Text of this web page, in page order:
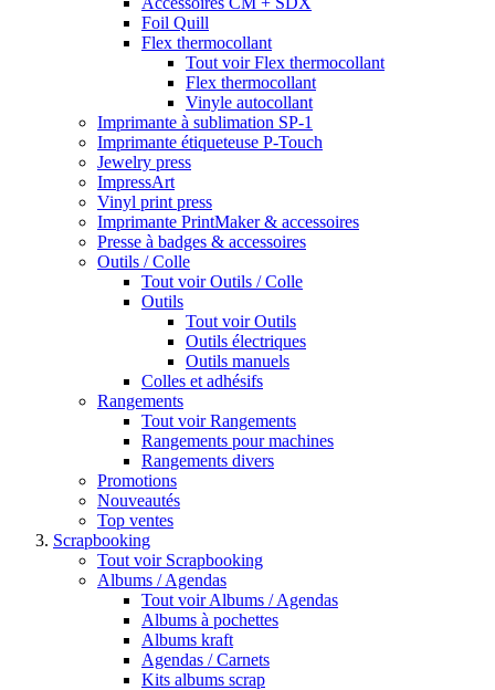
Foil Quill
Flex thermocollant
Tout voir Flex thermocollant
Flex thermocollant
Vinyle autocollant
Imprimante à sublimation SP-1
Imprimante étiqueteuse P-Touch
Jewelry press
ImpressArt
Vinyl print press
Imprimante PrintMaker & accessoires
Presse à badges & accessoires
Outils / Colle
Tout voir Outils / Colle
Outils
Tout voir Outils
Outils électriques
Outils manuels
Colles et adhésifs
Rangements
Tout voir Rangements
Rangements pour machines
Rangements divers
Promotions
Nouveautés
Top ventes
Scrapbooking
Tout voir Scrapbooking
Albums / Agendas
Tout voir Albums / Agendas
Albums à pochettes
Albums kraft
Agendas / Carnets
Kits albums scrap